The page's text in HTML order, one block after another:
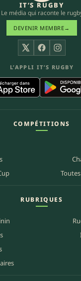
IT’S RUGBY
Le média qui raconte le
DEVENIR MEMBRE→
X Facebook
L’APPLI IT’S RUGBY
COMPÉTITIONS
RUBRIQUES